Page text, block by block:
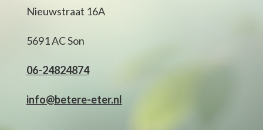
Nieuwstraat 16A
5691 AC Son
06-24824874
info@betere-eter.nl